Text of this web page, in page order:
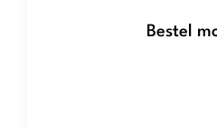
Bestel